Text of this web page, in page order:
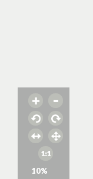
10%